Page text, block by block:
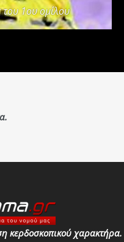
του 1ου ομίλου
κερδοσκοπικού χαρακτήρα.